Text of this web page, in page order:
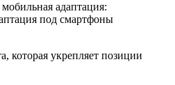
адаптация:
под смартфоны
которая укрепляет позиции